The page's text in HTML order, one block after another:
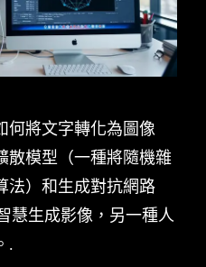
何將文字轉化為圖像
散模型（一種將隨機雜
法）和生成對抗網路
慧生成影像，另一種人
.